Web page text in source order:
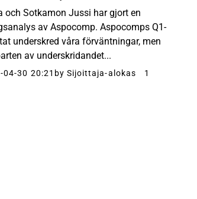
och Sotkamon Jussi har gjort en
av Aspocomp. Aspocomps Q1-
underskred våra förväntningar, men
av underskridandet...
04-30 20:21 by Sijoittaja-alokas 1